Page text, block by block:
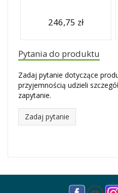
246,75 zł
Pytania do produktu
Zadaj pytanie dotyczące
przyjemnością udzieli
zapytanie.
Zadaj pytanie